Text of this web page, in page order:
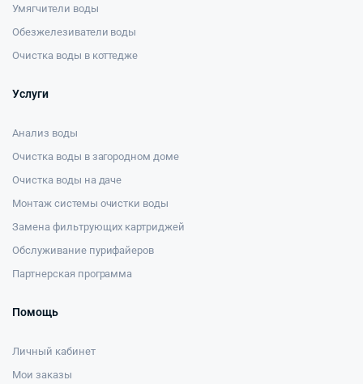
Умягчители воды
Обезжелезиватели воды
Очистка воды в коттедже
Услуги
Анализ воды
Очистка воды в загородном доме
Очистка воды на даче
Монтаж системы очистки воды
Замена фильтрующих картриджей
Обслуживание пурифайеров
Партнерская программа
Помощь
Личный кабинет
Мои заказы